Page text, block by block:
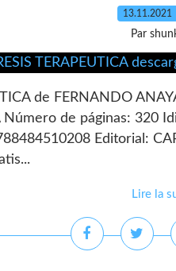
13.11.2021
Par
de FERNANDO
Número de páginas: 320
Editorial:
Lire la